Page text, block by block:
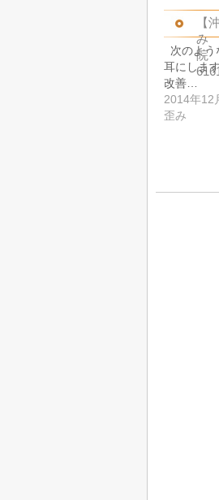
【
み
院
次のよう
耳にしま
改善…
2014年12
歪み